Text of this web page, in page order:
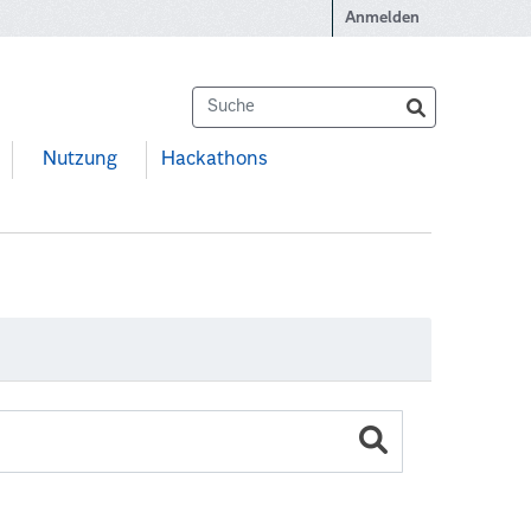
Anmelden
Nutzung Hackathons